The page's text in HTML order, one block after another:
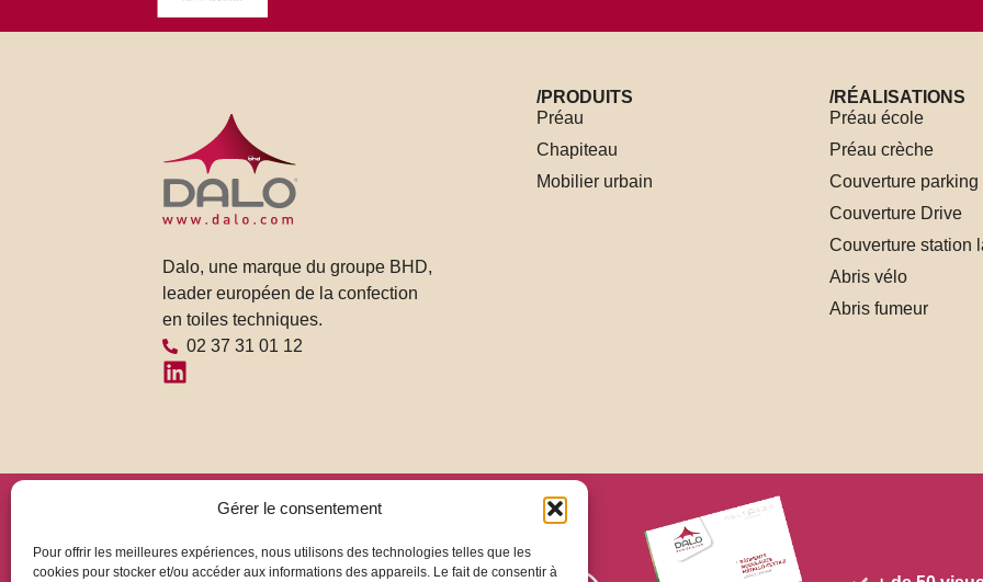
Gérer le consentement
Pour offrir les meilleures expériences, nous utilisons des technologies telles que les
cookies pour stocker et/ou accéder aux informations des appareils. Le fait de consentir à
Dalo, une marque du groupe BHD,
leader européen de la confection
en toiles techniques.
02 37 31 01 12
/PRODUITS
Préau
Chapiteau
Mobilier urbain
/RÉALISATIONS
Préau école
Préau crèche
Couverture parking
Couverture Drive
Couverture station
Abris vélo
Abris fumeur